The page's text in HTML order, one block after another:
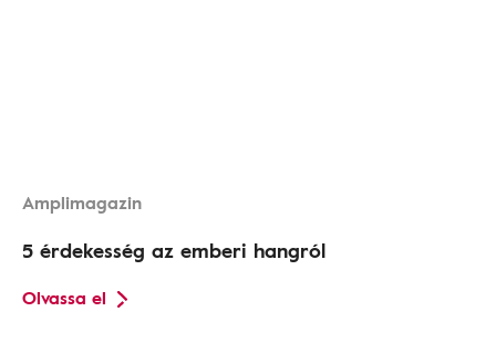
Amplimagazin
5 érdekesség az emberi hangról
Olvassa el